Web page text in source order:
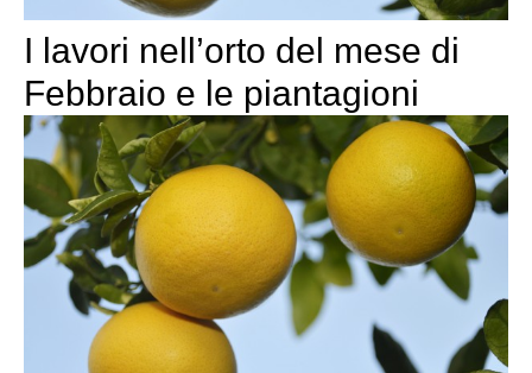
I lavori nell’orto del mese di
Febbraio e le piantagioni